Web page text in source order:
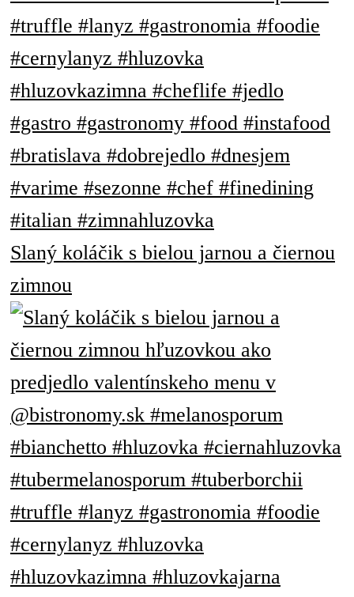
Slaný koláčik s bielou jarnou a čiernou
zimnou